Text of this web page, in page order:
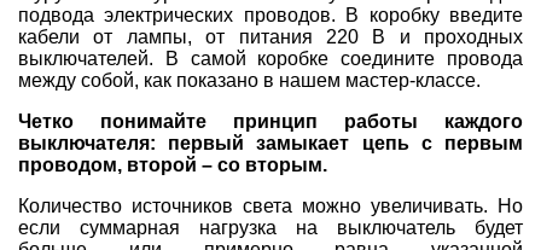
подвода электрических проводов. В коробку введите
кабели от лампы, от питания 220 В и проходных
выключателей. В самой коробке соедините провода
между собой, как показано в нашем мастер-классе.
Четко понимайте принцип работы каждого
выключателя: первый замыкает цепь с первым
проводом, второй – со вторым.
Количество источников света можно увеличивать. Но
если суммарная нагрузка на выключатель будет